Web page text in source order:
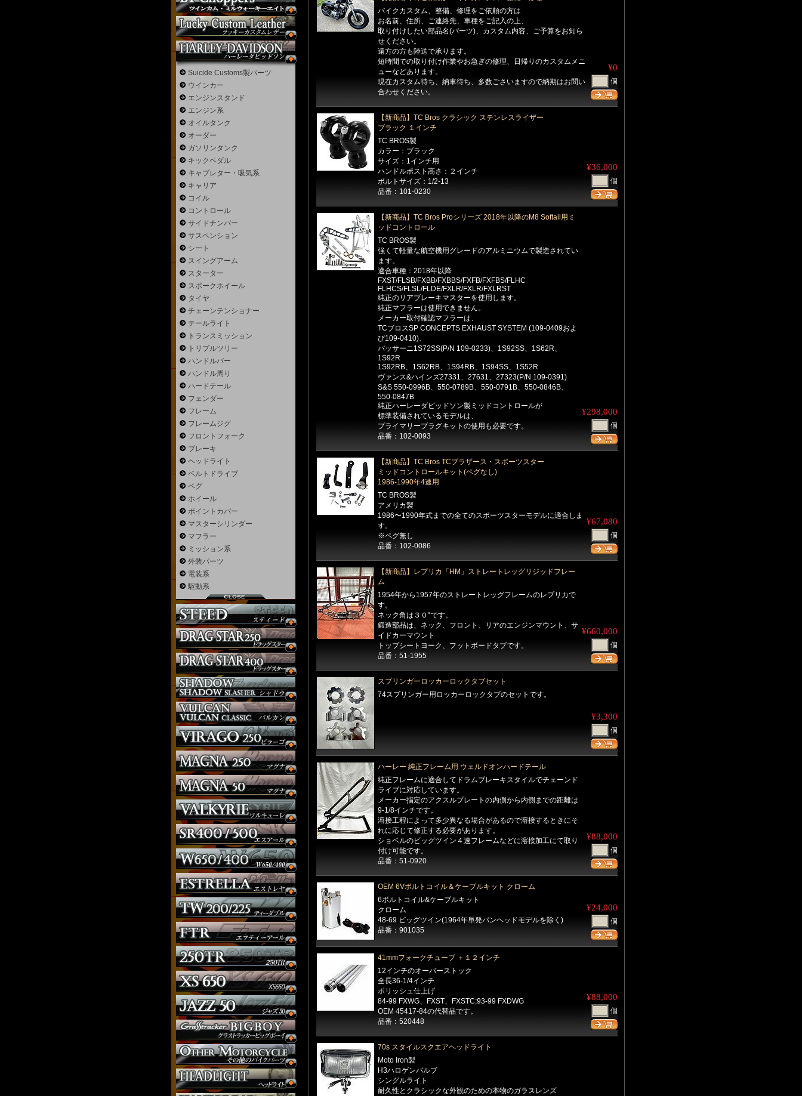
バイクカスタム、整備、修理をご依頼の方は
お名前、住所、ご連絡先、車種をご記入の上、
取り付けしたい部品名(パーツ)、カスタム内容、ご予算をお知ら
せください。
遠方の方も陸送で承ります。
短時間での取り付け作業やお急ぎの修理、日帰りのカスタムメニ
ューなどあります。
現在カスタム待ち、納車待ち、多数ごさいますので納期はお問い
合わせください。
¥0
個
【新商品】TC Bros クラシック ステンレスライザー
ブラック １インチ
TC BROS製
カラー：ブラック
サイズ：1インチ用
ハンドルポスト高さ：２インチ
ボルトサイズ：1/2-13
品番：101-0230
¥36,000
個
【新商品】TC Bros Proシリーズ 2018年以降のM8 Softail用ミ
ッドコントロール
TC BROS製
強くて軽量な航空機用グレードのアルミニウムで製造されてい
ます。
適合車種：2018年以降
FXST/FLSB/FXBB/FXBBS/FXFB/FXFBS/FLHC
FLHCS/FLSL/FLDE/FXLR/FXLR/FXLRST
純正のリアブレーキマスターを使用します。
純正マフラーは使用できません。
メーカー取付確認マフラーは、
TCブロスSP CONCEPTS EXHAUST SYSTEM (109-0409およ
び109-0410)、
バッサーニ1S72SS(P/N 109-0233)、1S92SS、1S62R、
1S92R
1S92RB、1S62RB、1S94RB、1S94SS、1S52R
ヴァンス&ハインズ27331、27631、27323(P/N 109-0391)
S&S 550-0996B、550-0789B、550-0791B、550-0846B、
550-0847B
純正ハーレーダビッドソン製ミッドコントロールが
標準装備されているモデルは、
プライマリープラグキットの使用も必要です。
品番：102-0093
¥298,000
個
【新商品】TC Bros TCブラザース・スポーツスター
ミッドコントロールキット(ペグなし)
1986-1990年4速用
TC BROS製
アメリカ製
1986〜1990年式までの全てのスポーツスターモデルに適合しま
す。
※ペグ無し
品番：102-0086
¥67,080
個
【新商品】レプリカ「HM」ストレートレッグリジッドフレー
ム
1954年から1957年のストレートレッグフレームのレプリカで
す。
ネック角は３０°です。
鍛造部品は、ネック、フロント、リアのエンジンマウント、サ
イドカーマウント
トップシートヨーク、フットボードタブです。
品番：51-1955
¥660,000
個
スプリンガーロッカーロックタブセット
74スプリンガー用ロッカーロックタブのセットです。
¥3,300
個
ハーレー 純正フレーム用 ウェルドオンハードテール
純正フレームに適合してドラムブレーキスタイルでチェーンド
ライブに対応しています。
メーカー指定のアクスルプレートの内側から内側までの距離は
9-1/8インチです。
溶接工程によって多少異なる場合があるので溶接するときにそ
れに応じて修正する必要があります。
ショベルのビッグツイン４速フレームなどに溶接加工にて取り
付け可能です。
品番：51-0920
¥88,000
個
OEM 6Vボルトコイル＆ケーブルキット クローム
6ボルトコイル&ケーブルキット
クローム
48-69 ビッグツイン(1964年単発パンヘッドモデルを除く)
品番：901035
¥24,000
個
41mmフォークチューブ ＋１２インチ
12インチのオーバーストック
全長36-1/4インチ
ポリッシュ仕上げ
84-99 FXWG、FXST、FXSTC;93-99 FXDWG
OEM 45417-84の代替品です。
品番：520448
¥88,000
個
70s スタイルスクエアヘッドライト
Moto Iron製
H3ハロゲンバルブ
シングルライト
耐久性とクラシックな外観のための本物のガラスレンズ
Suicide Customs製パーツ
ウインカー
エンジンスタンド
エンジン系
オイルタンク
オーダー
ガソリンタンク
キックペダル
キャブレター・吸気系
キャリア
コイル
コントロール
サイドナンバー
サスペンション
シート
スイングアーム
スターター
スポークホイール
タイヤ
チェーンテンショナー
テールライト
トランスミッション
トリプルツリー
ハンドルバー
ハンドル周り
ハードテール
フェンダー
フレーム
フレームジグ
フロントフォーク
ブレーキ
ヘッドライト
ベルトドライブ
ペグ
ホイール
ポイントカバー
マスターシリンダー
マフラー
ミッション系
外装パーツ
電装系
駆動系
ウインカー
オーダー
ガソリンタンク
サイドナンバー
サスペンション
シート